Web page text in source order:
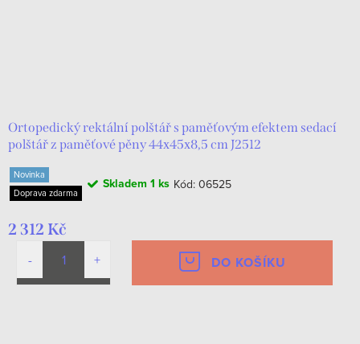
Ortopedický rektální polštář s paměťovým efektem sedací
polštář z paměťové pěny 44х45х8,5 cm J2512
Novinka
Doprava zdarma
Skladem 1 ks Kód: 06525
2 312 Kč
DO KOŠÍKU